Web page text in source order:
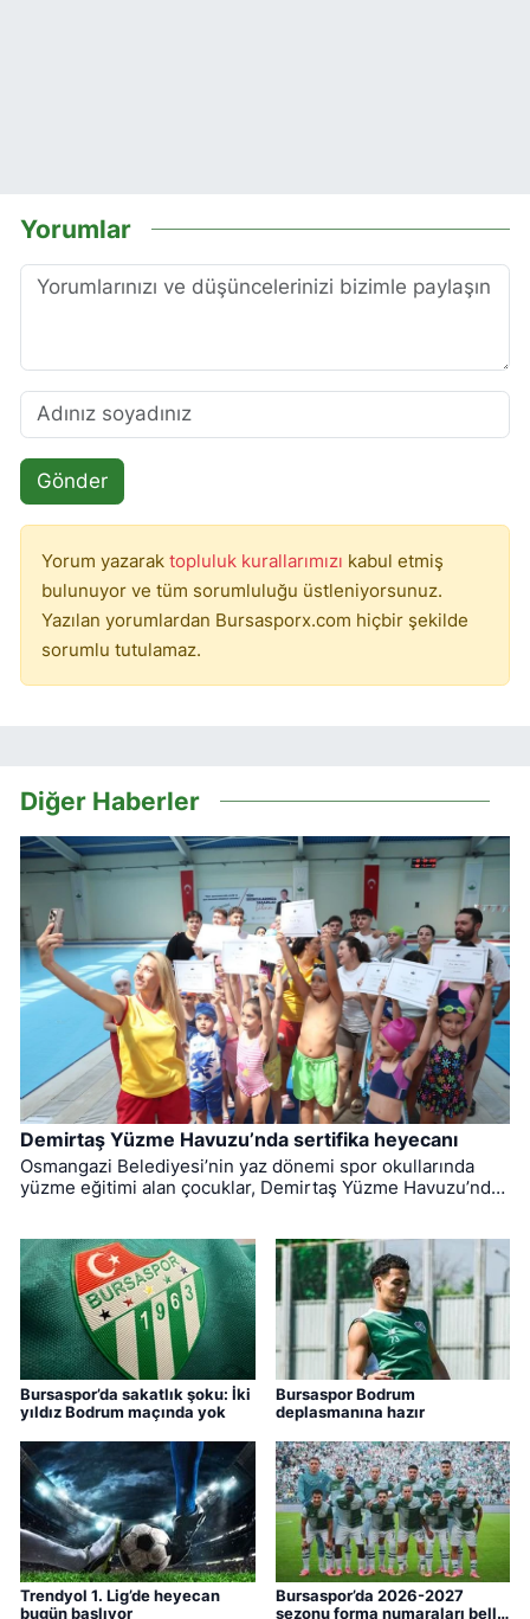
Yorumlar
Gönder
Yorum yazarak topluluk kurallarımızı kabul etmiş
bulunuyor ve tüm sorumluluğu üstleniyorsunuz.
Yazılan yorumlardan Bursasporx.com hiçbir şekilde
sorumlu tutulamaz.
Diğer Haberler
Demirtaş Yüzme Havuzu’nda sertifika heyecanı
Osmangazi Belediyesi’nin yaz dönemi spor okullarında
yüzme eğitimi alan çocuklar, Demirtaş Yüzme Havuzu’nda
Bursaspor’da sakatlık şoku: İki
yıldız Bodrum maçında yok
Bursaspor Bodrum
deplasmanına hazır
Trendyol 1. Lig’de heyecan
bugün başlıyor
Bursaspor’da 2026-2027
sezonu forma numaraları belli